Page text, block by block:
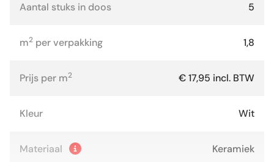
Aantal stuks in doos 5
m2 per verpakking 1,8
Prijs per m2 € 17,95 incl. BTW
Kleur Wit
Materiaal Keramiek